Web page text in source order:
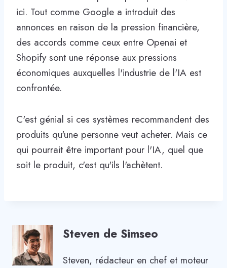
ici. Tout comme Google a introduit des
annonces en raison de la pression financière,
des accords comme ceux entre Openai et
Shopify sont une réponse aux pressions
économiques auxquelles l'industrie de l'IA est
confrontée.
C'est génial si ces systèmes recommandent des
produits qu'une personne veut acheter. Mais ce
qui pourrait être important pour l'IA, quel que
soit le produit, c'est qu'ils l'achètent.
Steven de Simseo
Steven, rédacteur en chef et moteur